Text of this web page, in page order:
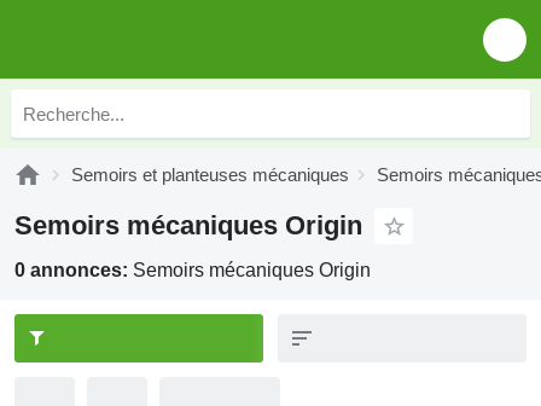
Semoirs et planteuses mécaniques Semoirs
Semoirs mécaniques Origin
0 annonces: Semoirs mécaniques Origin